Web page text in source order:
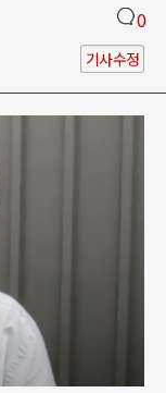
0
기사수정